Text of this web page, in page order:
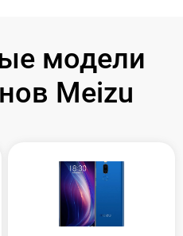
модели
Meizu